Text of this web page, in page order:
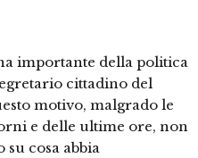
importante della politica
cittadino del
motivo, malgrado le
e delle ultime ore, non
cosa abbia